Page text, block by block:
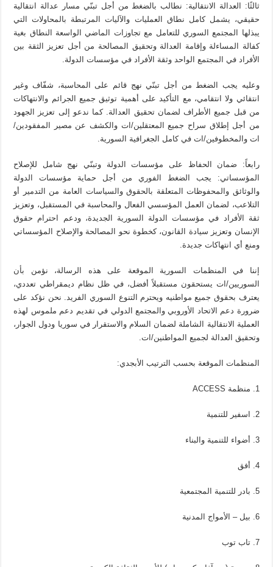
ثالثًا: العدالة الانتقالية: نطالب بالضغط من أجل تبنّي مسار عدالة انتقالية
حقيقي، يشمل كامل نطاق العمليات والآليات المرتبطة بالمحاولات التي
يبذلها المجتمع السوري للتعامل مع تجاوزات الماضي الواسعة النطاق بغية
كفالة المساءلة وإقامة العدالة وتحقيق المصالحة من أجل تعزيز الثقة بين
الأفراد في المجتمع الواحد وثقة الأفراد في مؤسسات الدولة.
وعليه يجب الضغط من أجل تبنّي نهج قائم على المحاسبة، شفّاف وغير
انتقائي ولا انتقامي، مع التأكيد على أهمية توثيق جميع الجرائم والانتهاكات
من قبل جميع الأطراف لضمان تحقيق العدالة. كما ندعو إلى تعزيز الجهود
من أجل إطلاق سراح جميع المعتقلين/ات والكشف عن مصير المفقودين/
ات والمخطوفين/ات في كامل الجغرافية السورية.
رابعاً: ضمان الحفاظ على مؤسسات الدولة وتبنّي نهج شامل للإصلاح
المؤسساتي: يجب الضغط الفوري من أجل حماية مؤسسات الدولة
والوثائق والمحفوظات المتعلقة بالحقوق والسياسات العامة من التدمير أو
التلاعب، لضمان العمل المؤسسي الفعال والمحاسبة في المستقبل، وتعزيز
ثقة الأفراد في مؤسسات الدولة السورية الجديدة، ودعم احترام حقوق
الإنسان وتعزيز سيادة القانون، كخطوة نحو المصالحة والإصلاح المؤسساتي
ومنع أي انتهاكات جديدة.
إننا في المنظمات السورية الموقعة على هذه الرسالة، نؤمن بأن
السوريين/ات يستحقون مستقبلاً أفضل، في ظل نظام ديمقراطي تعددي،
يعترف بحقوق جميع مواطنيه ويحترم التنوع السوري الفريد. نحن نؤكد على
ضرورة دعم الاتحاد الأوروبي والمجتمع الدولي في تقديم دعم ملموس لهذه
العملية الانتقالية الشاملة لضمان السلام والاستقرار في سوريا ودول الجوار،
وتحقيق العدالة لجميع المواطنين/ات.
المنظمات الموقعة بحسب الترتيب الأبجدي:
1. منظمة ACCESS
2. اسفير للتنمية
3. أضواء للتنمية والبناء
4. أفق
5. بادر للتنمية المجتمعية
6. بيل – الأمواج المدنية
7. تاب توب